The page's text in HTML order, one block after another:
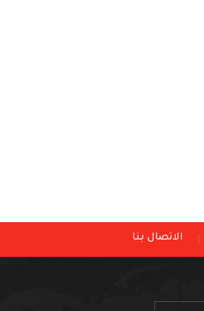
الاتصال بنا